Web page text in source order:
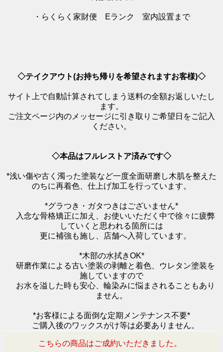
・らくらく家財便 Eランク 室内設置まで
◇テイクアウト(お持ち帰りを希望されますお客様)◇
サイト上で自動計算されてしまう送料の全額お返しいたし
ます。
ご注文ページ内のメッセージに引き取りご希望日をご記入
ください。
◇本品はフルレストア済みです◇
*浅い傷や古く濁った塗装など一度全面研磨し木肌を整えた
のちに再着色、仕上げ加工を行っています。
*グラつき・ガタつきはございません*
入念な骨格矯正に加え、お使いいただく中で徐々に疲弊
していくと思われる箇所には
更に補強も施し、店舗へ入荷しています。
*木部の水拭きOK*
研磨作業による古い塗装の剥離と着色、ウレタン塗装を
施していますので
お水を溢した時も安心、輪染みに悩まされることもあり
ません。
*お客様による面倒な定期メンテナンス不要*
ご購入後のワックスがけ等は必要ありません。
こちらの商品はご成約いただきました。